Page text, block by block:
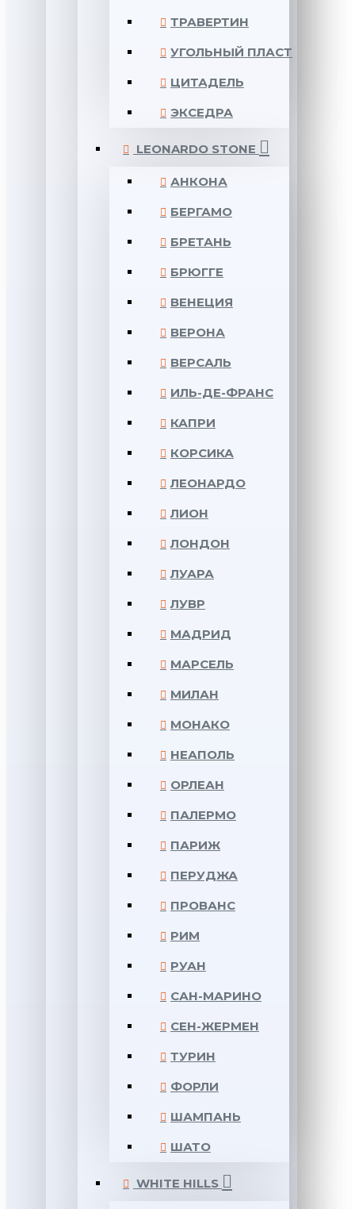
ТРАВЕРТИН
УГОЛЬНЫЙ ПЛАСТ
ЦИТАДЕЛЬ
ЭКСЕДРА
LEONARDO STONE
АНКОНА
БЕРГАМО
БРЕТАНЬ
БРЮГГЕ
ВЕНЕЦИЯ
ВЕРОНА
ВЕРСАЛЬ
ИЛЬ-ДЕ-ФРАНС
КАПРИ
КОРСИКА
ЛЕОНАРДО
ЛИОН
ЛОНДОН
ЛУАРА
ЛУВР
МАДРИД
МАРСЕЛЬ
МИЛАН
МОНАКО
НЕАПОЛЬ
ОРЛЕАН
ПАЛЕРМО
ПАРИЖ
ПЕРУДЖА
ПРОВАНС
РИМ
РУАН
САН-МАРИНО
СЕН-ЖЕРМЕН
ТУРИН
ФОРЛИ
ШАМПАНЬ
ШАТО
WHITE HILLS